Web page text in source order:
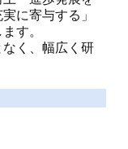
に寄与する」
す。
く、幅広く研